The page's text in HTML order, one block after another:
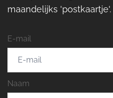
maandelijks 'postkaartje'.
E-mail
Naam